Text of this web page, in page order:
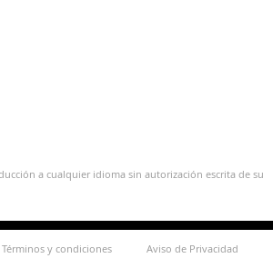
a cualquier idioma sin autorización escrita de su
Términos y condiciones Aviso de Privacidad